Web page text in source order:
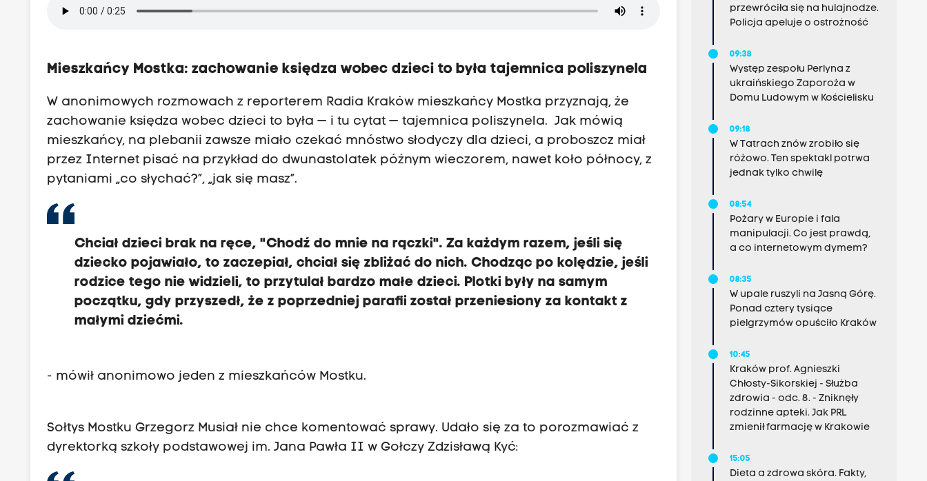
Mieszkańcy Mostka:zachowanie księdza wobec dzieci to była tajemnica poliszynela
W anonimowych rozmowach z reporterem Radia Kraków mieszkańcy Mostka przyznają, że
zachowanie księdza wobec dzieci to była — i tu cytat — tajemnica poliszynela. Jak mówią
mieszkańcy, na plebanii zawsze miało czekać mnóstwo słodyczy dla dzieci, a proboszcz miał
przez Internet pisać na przykład do dwunastolatek późnym wieczorem, nawet koło północy, z
pytaniami „co słychać?”, „jak się masz”.
Chciał dzieci brak na ręce, "Chodź do mnie na rączki". Za każdym razem, jeśli się
dziecko pojawiało, to zaczepiał, chciał się zbliżać do nich. Chodząc po kolędzie, jeśli
rodzice tego nie widzieli, to przytulał bardzo małe dzieci. Plotki były na samym
początku, gdy przyszedł, że z poprzedniej parafii został przeniesiony za kontakt z
małymi dziećmi.
- mówił anonimowo jeden z mieszkańców Mostku.
Sołtys Mostku Grzegorz Musiał nie chce komentować sprawy. Udało się za to porozmawiać z
dyrektorką szkoły podstawowej im. Jana Pawła II w Gołczy Zdzisławą Kyć:
przewróciła się na hulajnodze.
Policja apeluje o ostrożność
09:38
Występ zespołu Perlyna z
ukraińskiego Zaporoża w
Domu Ludowym w Kościelisku
09:18
W Tatrach znów zrobiło się
różowo. Ten spektakl potrwa
jednak tylko chwilę
08:54
Pożary w Europie i fala
manipulacji. Co jest prawdą,
a co internetowym dymem?
08:35
W upale ruszyli na Jasną Górę.
Ponad cztery tysiące
pielgrzymów opuściło Kraków
10:45
Kraków prof. Agnieszki
Chłosty-Sikorskiej - Służba
zdrowia - odc. 8. - Zniknęły
rodzinne apteki. Jak PRL
zmienił farmację w Krakowie
15:05
Dieta a zdrowa skóra. Fakty,